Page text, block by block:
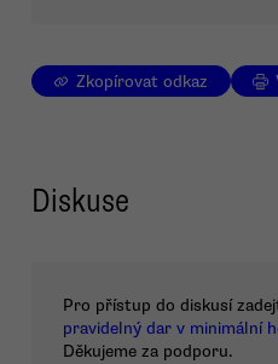
Zkopírovat odkaz
Diskuse
Pro přístup do diskusí
pravidelný dar v minimální
Děkujeme za podporu.